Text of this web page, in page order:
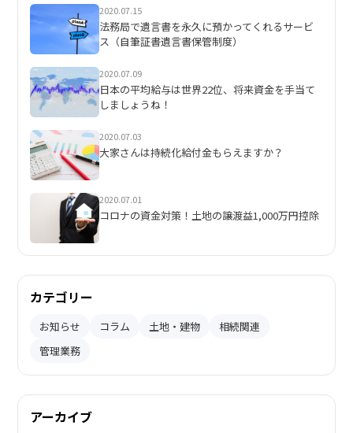
2020.07.15
法務局で遺言書を永久に預かってくれるサービ
ス（自筆証書遺言書保管制度）
2020.07.09
日本の平均給与は世界22位、将来資金を手当て
しましょうね！
2020.07.03
大家さんは持続化給付金もらえますか？
2020.07.01
コロナの資金対策！土地の譲渡益1,000万円控除
カテゴリー
お知らせ コラム 土地・建物
相続関連
管理業務
アーカイブ